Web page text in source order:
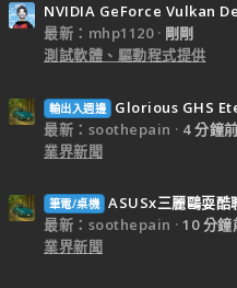
NVIDIA GeForce Vulkan
最新：mhp1120
剛剛
測試軟體、驅動程式提供
輸出入週邊
Glorious GHS
最新：soothepain
4 分鐘前
業界新聞
筆電/桌機 ASUSx三麗鷗耍酷
最新：soothepain
10 分鐘
業界新聞